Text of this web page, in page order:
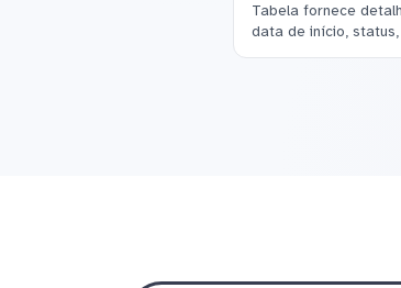
Tabela fornece
data de início,